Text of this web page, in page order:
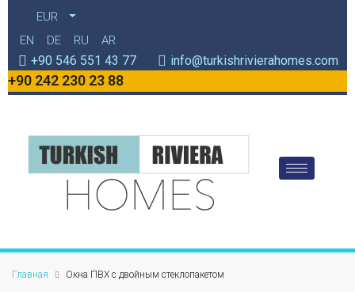
EUR
EN
DE RU AR
+90 546 551 43 77 info@turkishrivierahomes.com
+90 242 230 23 88
Главная Окна ПВХ с двойным стеклопакетом